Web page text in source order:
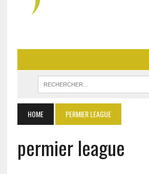
HOME PERMIER LEAGUE
permier league